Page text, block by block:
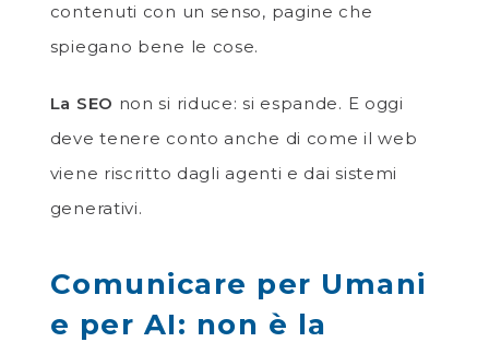
contenuti con un senso, pagine che
spiegano bene le cose.
La SEO non si riduce: si espande. E oggi
deve tenere conto anche di come il web
viene riscritto dagli agenti e dai sistemi
generativi.
Comunicare per Umani
e per AI: non è la